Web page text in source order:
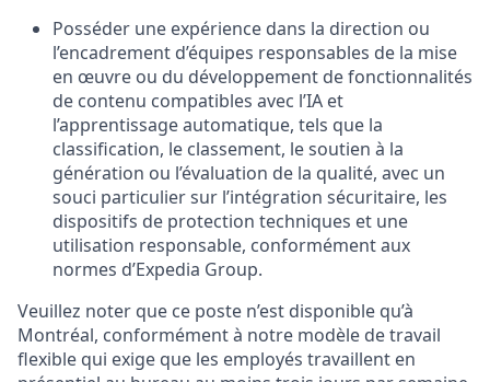
Posséder une expérience dans la direction ou
l’encadrement d’équipes responsables de la mise
en œuvre ou du développement de fonctionnalités
de contenu compatibles avec l’IA et
l’apprentissage automatique, tels que la
classification, le classement, le soutien à la
génération ou l’évaluation de la qualité, avec un
souci particulier sur l’intégration sécuritaire, les
dispositifs de protection techniques et une
utilisation responsable, conformément aux
normes d’Expedia Group.
Veuillez noter que ce poste n’est disponible qu’à
Montréal, conformément à notre modèle de travail
flexible qui exige que les employés travaillent en